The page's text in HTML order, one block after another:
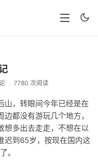
7780 次阅读
山，转眼间今年已经是在
都没有游玩几个地方，
想多出去走走，不想在以
迟到65岁，按现在国内这
。